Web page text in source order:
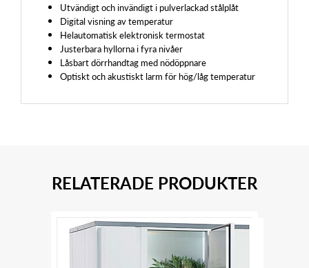
Utvändigt och invändigt i pulverlackad stålplåt
Digital visning av temperatur
Helautomatisk elektronisk termostat
Justerbara hyllorna i fyra nivåer
Låsbart dörrhandtag med nödöppnare
Optiskt och akustiskt larm för hög/låg temperatur
RELATERADE PRODUKTER